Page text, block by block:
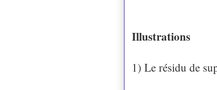
Illustrations
1) Le résidu de